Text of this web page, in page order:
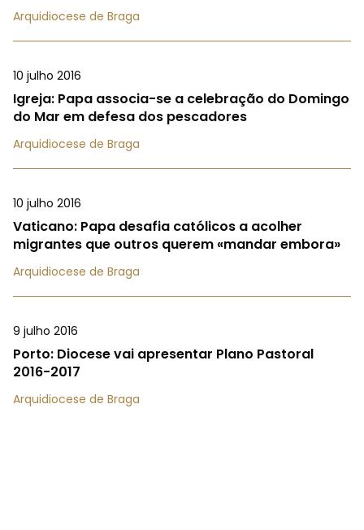
Arquidiocese de Braga
10 julho 2016
Igreja: Papa associa-se a celebração do Domingo
do Mar em defesa dos pescadores
Arquidiocese de Braga
10 julho 2016
Vaticano: Papa desafia católicos a acolher
migrantes que outros querem «mandar embora»
Arquidiocese de Braga
9 julho 2016
Porto: Diocese vai apresentar Plano Pastoral
2016-2017
Arquidiocese de Braga